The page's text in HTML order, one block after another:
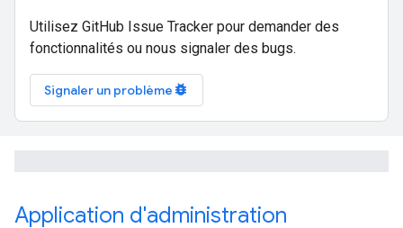
Utilisez GitHub Issue Tracker pour demander des
fonctionnalités ou nous signaler des bugs.
Signaler un problème bug_report
Application d'administration